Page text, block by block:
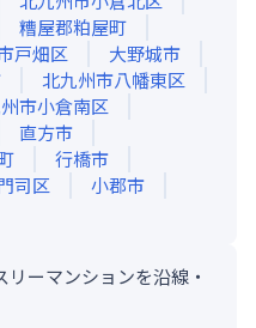
糟屋郡粕屋町
戸畑区
大野城市
北九州市八幡東区
市小倉南区
直方市
行橋市
司区
小郡市
ーマンションを沿線・